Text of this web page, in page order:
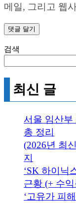
메일, 그리고 웹
검색
최신 글
서울 임산부
총 정리
(2026년 최
지
‘SK 하이닉
근황 (+ 수
‘고유가 피